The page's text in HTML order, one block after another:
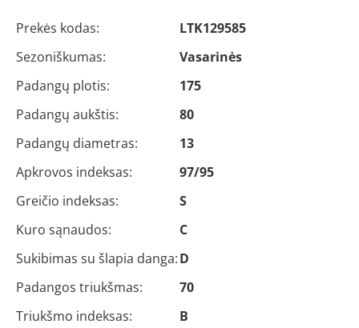
Prekės kodas:
LTK129585
Sezoniškumas:
Vasarinės
Padangų plotis:
175
Padangų aukštis:
80
Padangų diametras:
13
Apkrovos indeksas:
97/95
Greičio indeksas:
S
Kuro sąnaudos:
C
Sukibimas su šlapia danga:D
Padangos triukšmas:
70
Triukšmo indeksas:
B